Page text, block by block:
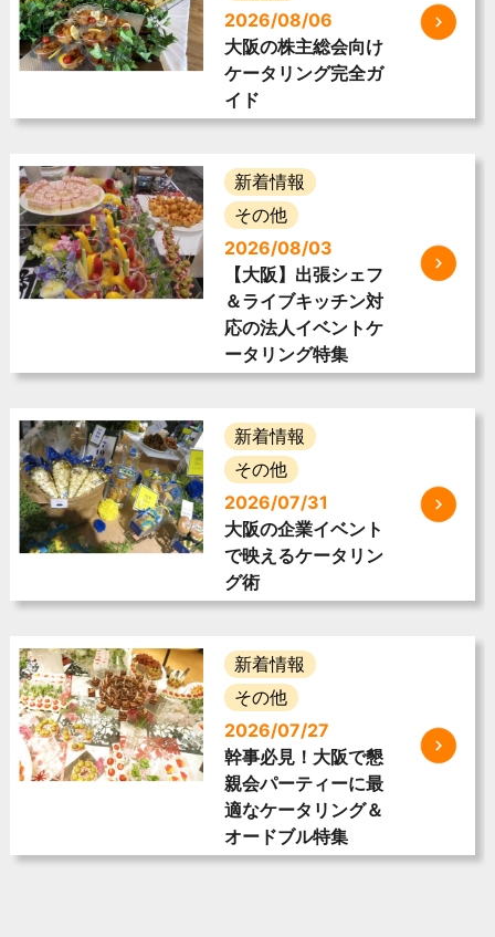
2026/08/06
大阪の株主総会向け
ケータリング完全ガ
イド
新着情報
その他
2026/08/03
【大阪】出張シェフ
＆ライブキッチン対
応の法人イベントケ
ータリング特集
新着情報
その他
2026/07/31
大阪の企業イベント
で映えるケータリン
グ術
新着情報
その他
2026/07/27
幹事必見！大阪で懇
親会パーティーに最
適なケータリング＆
オードブル特集